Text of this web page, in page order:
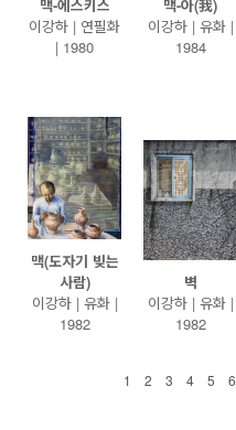
맥-에스키스
이강하 | 연필화
| 1980
맥-아(我)
이강하 | 유화 |
1984
맥(도자기 빚는
사람)
이강하 | 유화 |
1982
벽
이강하 | 유화 |
1982
1 2 3 4 5 6